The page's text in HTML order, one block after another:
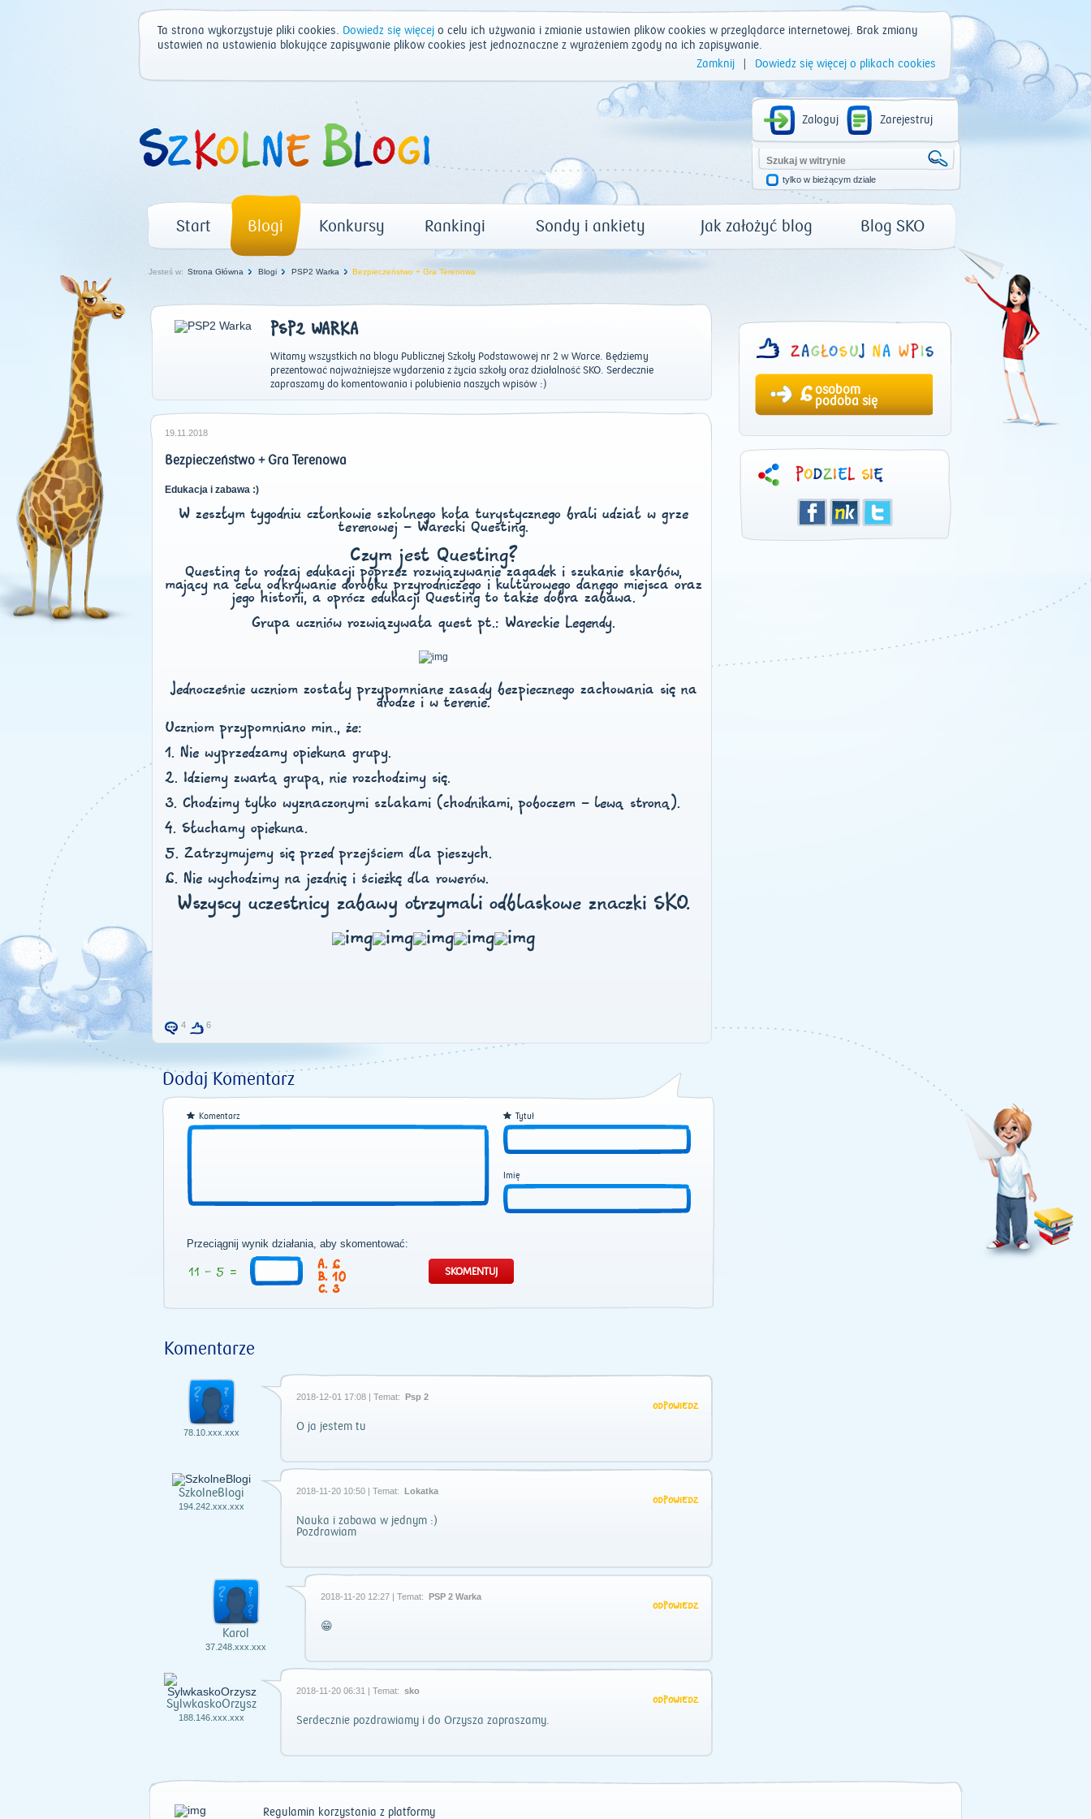
Ta strona wykorzystuje pliki cookies. Dowiedz się więcejo celu ich używania i zmianie ustawień plików cookies w przeglądarce internetowej. Brak zmiany
ustawień na ustawienia blokujące zapisywanie plików cookies jest jednoznaczne z wyrażeniem zgody na ich zapisywanie.
Zamknij
Dowiedz się więcej o plikach cookies
Zaloguj Zarejestruj
tylko w bieżącym dziale
Start Blogi Konkursy Rankingi Sondy i ankiety Jak założyć blog Blog SKO
Jesteś w: Strona Główna Blogi PSP2 Warka Bezpieczeństwo + Gra Terenowa
PSP2 WARKA
Witamy wszystkich na blogu Publicznej Szkoły Podstawowej nr 2 w Warce. Będziemy
prezentować najważniejsze wydarzenia z życia szkoły oraz działalność SKO. Serdecznie
zapraszamy do komentowania i polubienia naszych wpisów :)
19.11.2018
Bezpieczeństwo + Gra Terenowa
Edukacja i zabawa :)
W zeszłym tygodniu członkowie szkolnego koła turystycznego brali udział w grze
terenowej - Warecki Questing.
Czym jest Questing?
Questing to rodzaj edukacji poprzez rozwiązywanie zagadek i szukanie skarbów,
mający na celu odkrywanie dorobku przyrodniczego i kulturowego danego miejsca oraz
jego historii, a oprócz edukacji Questing to także dobra zabawa.
Grupa uczniów rozwiązywała quest pt.: Wareckie Legendy.
Jednocześnie uczniom zostały przypomniane zasady bezpiecznego zachowania się na
drodze i w terenie.
Uczniom przypomniano min., że:
1. Nie wyprzedzamy opiekuna grupy.
2. Idziemy zwartą grupą, nie rozchodzimy się.
3. Chodzimy tylko wyznaczonymi szlakami (chodnikami, poboczem - lewą stroną).
4. Słuchamy opiekuna.
5. Zatrzymujemy się przed przejściem dla pieszych.
6. Nie wychodzimy na jezdnię i ścieżkę dla rowerów.
Wszyscy uczestnicy zabawy otrzymali odblaskowe znaczki SKO.
4 6
Dodaj Komentarz
Komentarz Tytuł
Imię
Przeciągnij wynik działania, aby skomentować:
6
10
3
Komentarze
78.10.xxx.xxx
2018-12-01 17:08 | Temat: Psp 2
ODPOWIEDZ
O ja jestem tu
SzkolneBlogi
194.242.xxx.xxx
2018-11-20 10:50 | Temat: Lokatka
ODPOWIEDZ
Nauka i zabawa w jednym :)
Pozdrawiam
Karol
37.248.xxx.xxx
2018-11-20 12:27 | Temat: PSP 2 Warka
ODPOWIEDZ
😁
SylwkaskoOrzysz
188.146.xxx.xxx
2018-11-20 06:31 | Temat: sko
ODPOWIEDZ
Serdecznie pozdrawiamy i do Orzysza zapraszamy.
6osobom
podoba się
Regulamin korzystania z platformy